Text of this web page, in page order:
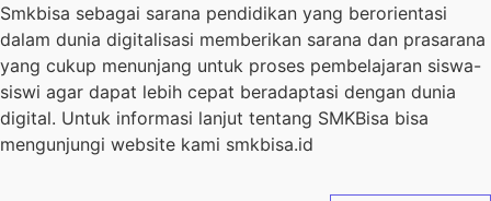
Smkbisa sebagai sarana pendidikan yang berorientasi
dalam dunia digitalisasi memberikan sarana dan prasarana
yang cukup menunjang untuk proses pembelajaran siswa-
siswi agar dapat lebih cepat beradaptasi dengan dunia
digital. Untuk informasi lanjut tentang SMKBisa bisa
mengunjungi website kami smkbisa.id